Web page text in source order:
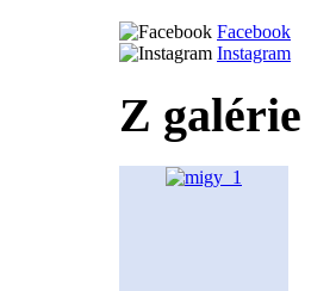
Facebook
Instagram
Z galérie